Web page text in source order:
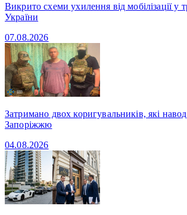
Викрито схеми ухилення від мобілізації у
України
07.08.2026
Затримано двох коригувальників, які
Запоріжжю
04.08.2026